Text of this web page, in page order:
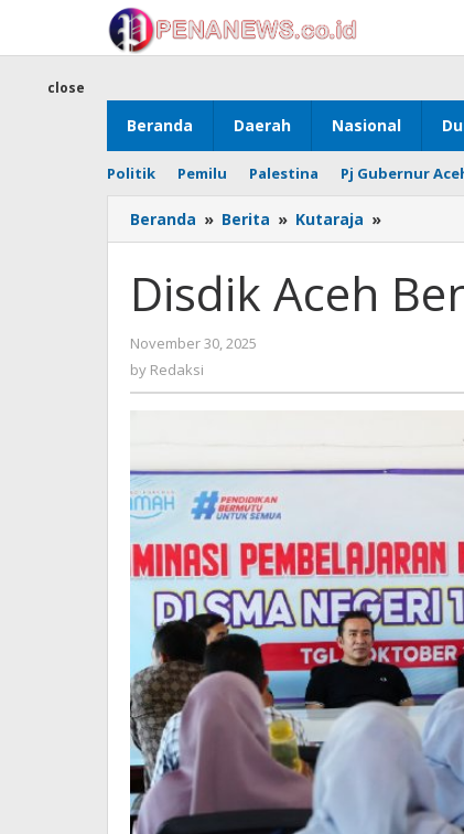
content
Beranda Daerah Nasional
Politik Pemilu Palestina Pj Gubernur
close
Beranda » Berita » Kutaraja »
Aceh
Posko
Disdik Aceh
November 30, 2025
by Redaksi